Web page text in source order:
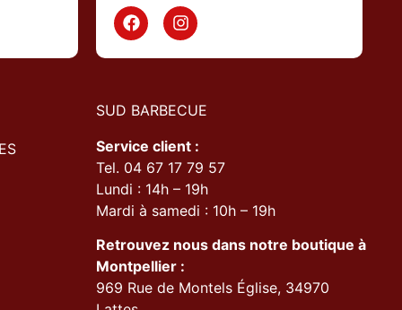
SUD BARBECUE
Service client :
Tel. 04 67 17 79 57
Lundi : 14h – 19h
Mardi à samedi : 10h – 19h
Retrouvez nous dans notre boutique à
Montpellier :
969 Rue de Montels Église, 34970